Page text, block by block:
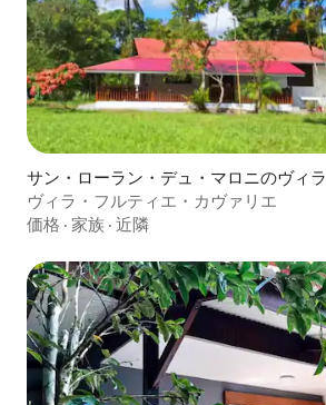
サン・ローラン・デュ・マロニのヴィラ
ヴィラ・フルティエ・カヴァリエ
価格 · 家族 · 近隣